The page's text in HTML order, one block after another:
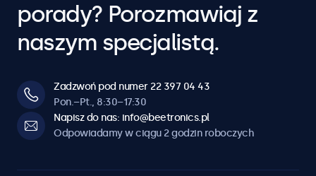
porady? Porozmawiaj z
naszym specjalistą.
Zadzwoń pod numer 22 397 04 43
Pon.–Pt., 8:30–17:30
Napisz do nas: info@beetronics.pl
Odpowiadamy w ciągu 2 godzin roboczych